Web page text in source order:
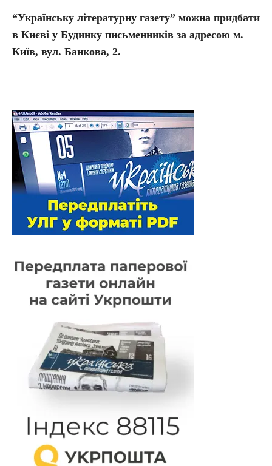
“Українську літературну газету” можна придбати
в Києві у Будинку письменників за адресою м.
Київ, вул. Банкова, 2.